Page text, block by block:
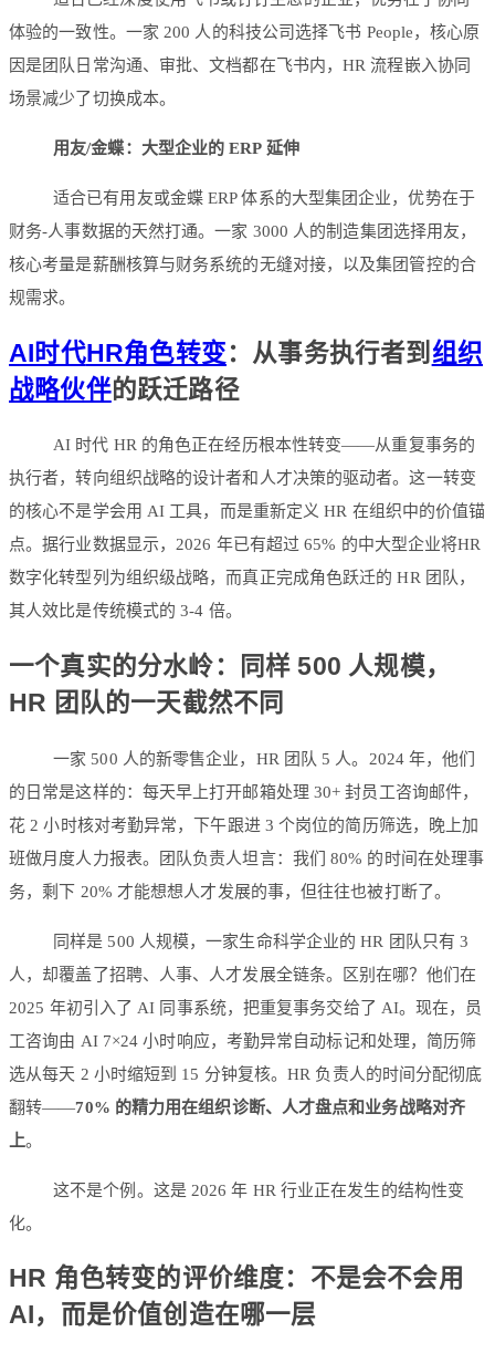
体验的一致性。一家 200 人的科技公司选择飞书 People，核心原
因是团队日常沟通、审批、文档都在飞书内，HR 流程嵌入协同
场景减少了切换成本。
用友/金蝶：大型企业的 ERP 延伸
适合已有用友或金蝶 ERP 体系的大型集团企业，优势在于
财务-人事数据的天然打通。一家 3000 人的制造集团选择用友，
核心考量是薪酬核算与财务系统的无缝对接，以及集团管控的合
规需求。
AI时代HR角色转变 ：从事务执行者到 组织
战略伙伴的跃迁路径
AI 时代 HR 的角色正在经历根本性转变——从重复事务的
执行者，转向组织战略的设计者和人才决策的驱动者。这一转变
的核心不是学会用 AI 工具，而是重新定义 HR 在组织中的价值锚
点。据行业数据显示，2026 年已有超过 65% 的中大型企业将HR
数字化转型列为组织级战略，而真正完成角色跃迁的 HR 团队，
其人效比是传统模式的 3-4 倍。
一个真实的分水岭：同样 500 人规模，
HR 团队的一天截然不同
一家 500 人的新零售企业，HR 团队 5 人。2024 年，他们
的日常是这样的：每天早上打开邮箱处理 30+ 封员工咨询邮件，
花 2 小时核对考勤异常，下午跟进 3 个岗位的简历筛选，晚上加
班做月度人力报表。团队负责人坦言：我们 80% 的时间在处理事
务，剩下 20% 才能想想人才发展的事，但往往也被打断了。
同样是 500 人规模，一家生命科学企业的 HR 团队只有 3
人，却覆盖了招聘、人事、人才发展全链条。区别在哪？他们在
2025 年初引入了 AI 同事系统，把重复事务交给了 AI。现在，员
工咨询由 AI 7×24 小时响应，考勤异常自动标记和处理，简历筛
选从每天 2 小时缩短到 15 分钟复核。HR 负责人的时间分配彻底
翻转——70% 的精力用在组织诊断、人才盘点和业务战略对齐
上。
这不是个例。这是 2026 年 HR 行业正在发生的结构性变
化。
HR 角色转变的评价维度：不是会不会用
AI，而是价值创造在哪一层